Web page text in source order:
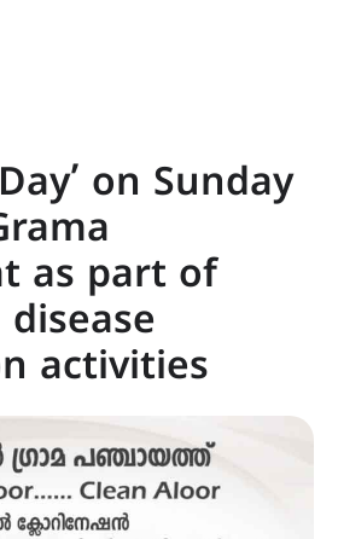
on Sunday
as part of
activities